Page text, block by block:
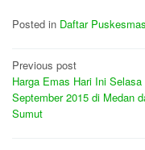
Posted in Daftar Puskesmas
Post
navigation
Previous post
Harga Emas Hari Ini Selasa
September 2015 di Medan
Sumut